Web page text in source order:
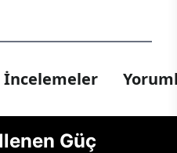
İncelemeler
Güç